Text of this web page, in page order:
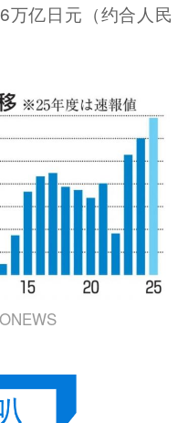
万亿日元（约合人民